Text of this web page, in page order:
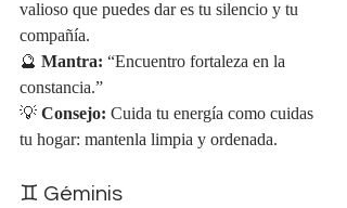
valioso que puedes dar es tu silencio y tu
compañía.
🔮 Mantra: “Encuentro fortaleza en la
constancia.”
💡 Consejo: Cuida tu energía como cuidas
tu hogar: mantenla limpia y ordenada.
♊ Géminis